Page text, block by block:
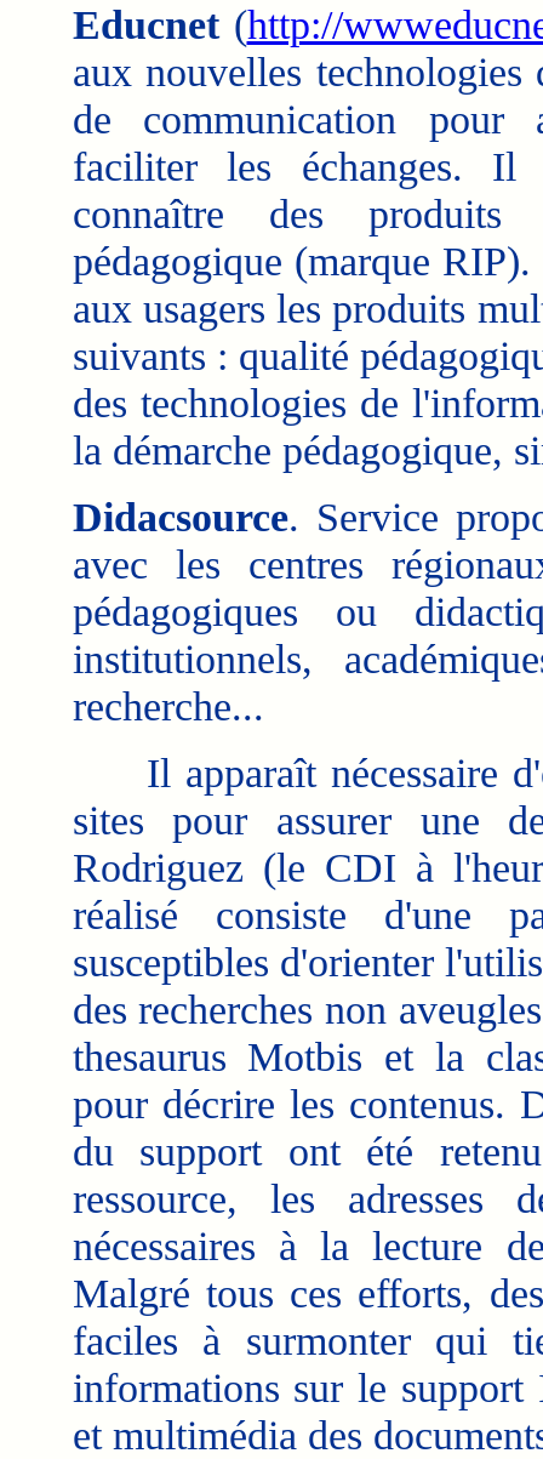
Educnet(http://
aux nouvelles
de communication pour
faciliter les échanges. Il
connaître des produits
pédagogique (marque
aux usagers les produits
suivants : qualité
des technologies de
la démarche pédagogique,
Didacsource. Service
avec les centres
pédagogiques ou
institutionnels,
recherche...
Il apparaît nécessaire
sites pour assurer une
Rodriguez (le CDI à
réalisé consiste d'une
susceptibles d'orienter
des recherches non
thesaurus Motbis et la
pour décrire les contenus.
du support ont été
ressource, les adresses
nécessaires à la lecture
Malgré tous ces efforts,
faciles à surmonter qui
informations sur le support
et multimédia des